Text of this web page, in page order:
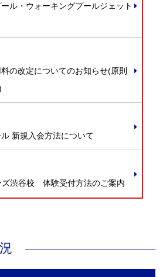
ール・ウォーキングプールジェット
の改定についてのお知らせ(原則
新規入会方法について
ズ渋谷校 体験受付方法のご案内